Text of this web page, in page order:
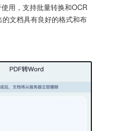
用，支持批量转换和OCR
文档具有良好的格式和布